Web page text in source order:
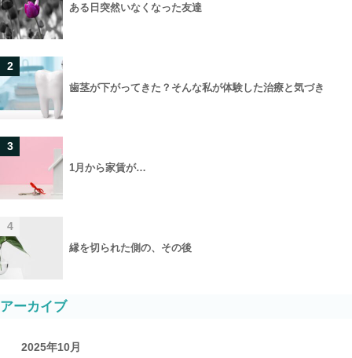
ある日突然いなくなった友達
2
歯茎が下がってきた？そんな私が体験した治療と気づき
3
1月から家賃が…
4
縁を切られた側の、その後
アーカイブ
2025年10月